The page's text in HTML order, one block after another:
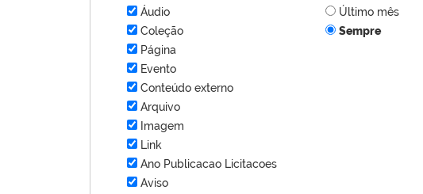
Áudio
Coleção
Página
Evento
Conteúdo externo
Arquivo
Imagem
Link
Ano Publicacao Licitacoes
Aviso
Último mês
Sempre